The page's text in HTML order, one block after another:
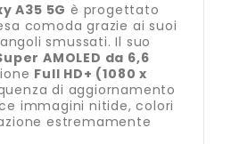
A35 5G è progettato
comoda grazie ai suoi
smussati. Il suo
AMOLED da 6,6
Full HD+ (1080 x
di aggiornamento
immagini nitide, colori
estremamente